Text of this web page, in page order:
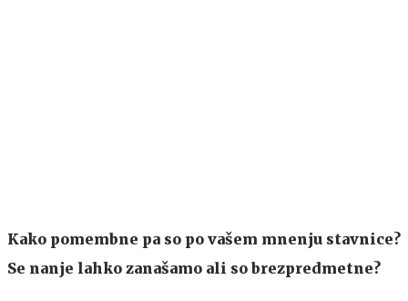
Kako pomembne pa so po vašem mnenju stavnice?
Se nanje lahko zanašamo ali so brezpredmetne?